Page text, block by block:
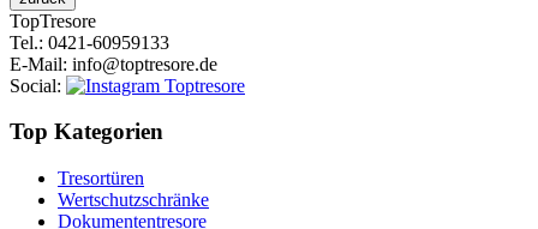
TopTresore
Tel.: 0421-60959133
E-Mail: info@toptresore.de
Social:
Top Kategorien
Tresortüren
Wertschutzschränke
Dokumententresore